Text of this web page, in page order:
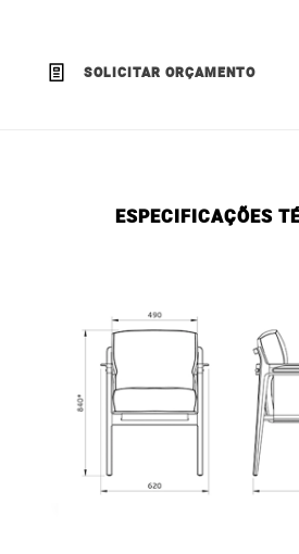
SOLICITAR ORÇAMENTO
ESPECIFICAÇÕES